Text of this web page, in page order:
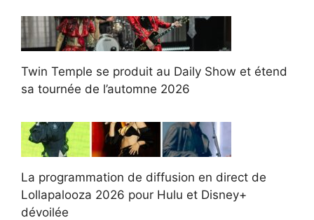
Twin Temple se produit au Daily Show et étend
sa tournée de l’automne 2026
La programmation de diffusion en direct de
Lollapalooza 2026 pour Hulu et Disney+
dévoilée